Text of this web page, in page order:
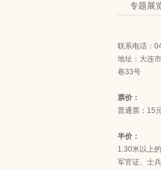
专题展
联系电话：
地址：大连
巷33号
票价：
普通票：15
半价：
1.30米以上
军官证、士